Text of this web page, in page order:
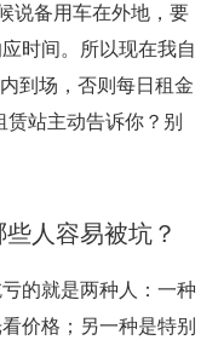
说备用车在外地，要
时间。所以现在我自
到场，否则每日租金
站主动告诉你？别
人容易被坑？
的就是两种人：一种
价格；另一种是特别